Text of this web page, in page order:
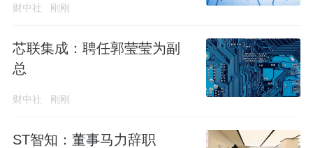
财中社 刚刚
芯联集成：聘任郭莹莹为副
总
财中社 刚刚
ST智知：董事马力辞职